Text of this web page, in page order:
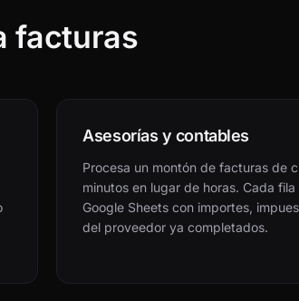
facturas
Asesorías y contables
Procesa un montón de facturas de
minutos en lugar de horas. Cada
Google Sheets con importes,
del proveedor ya completados.